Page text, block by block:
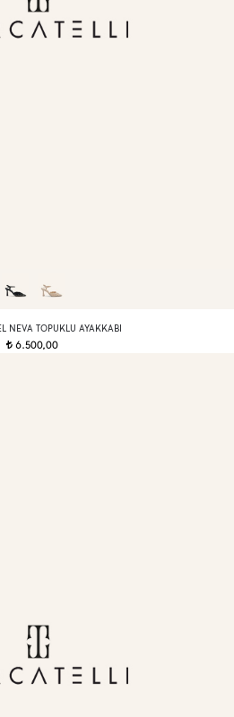
NEVA TOPUKLU AYAKKABI
t 6.500,00